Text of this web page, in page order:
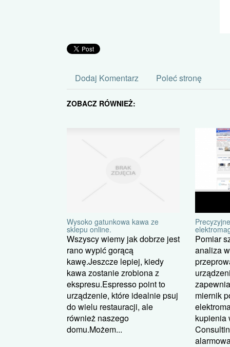
Dodaj Komentarz Poleć stronę
ZOBACZ RÓWNIEŻ:
Wysoko gatunkowa kawa ze
sklepu online.
Wszyscy wiemy jak dobrze jest
rano wypić gorącą
kawę.Jeszcze lepiej, kiedy
kawa zostanie zrobiona z
ekspresu.Espresso point to
urządzenie, które idealnie psuj
do wielu restauracji, ale
również naszego
domu.Możem...
Pomiar
analiza
miernik
kupienia